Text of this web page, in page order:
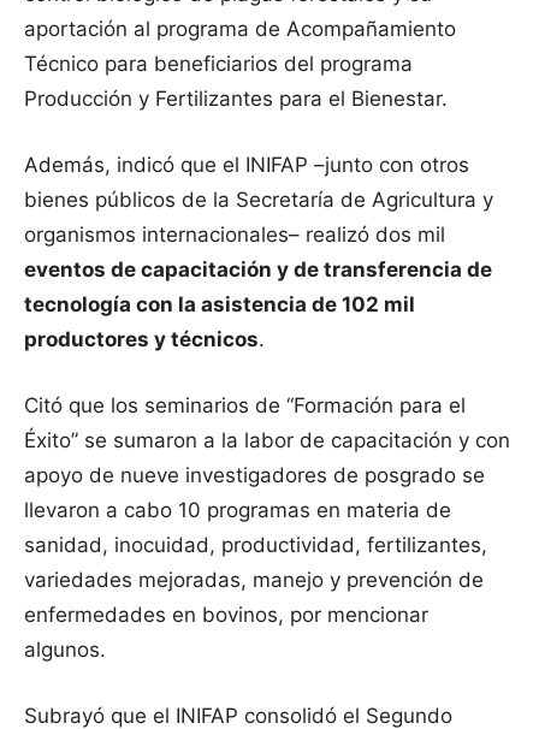
aportación al programa de Acompañamiento
Técnico para beneficiarios del programa
Producción y Fertilizantes para el Bienestar.
Además, indicó que el INIFAP –junto con otros
bienes públicos de la Secretaría de Agricultura y
organismos internacionales– realizó dos mil
eventos de capacitación y de transferencia de
tecnología con la asistencia de 102 mil
productores y técnicos.
Citó que los seminarios de “Formación para el
Éxito” se sumaron a la labor de capacitación y con
apoyo de nueve investigadores de posgrado se
llevaron a cabo 10 programas en materia de
sanidad, inocuidad, productividad, fertilizantes,
variedades mejoradas, manejo y prevención de
enfermedades en bovinos, por mencionar
algunos.
Subrayó que el INIFAP consolidó el Segundo